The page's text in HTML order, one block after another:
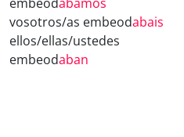
vosotros/as embeodabais
ellos/ellas/ustedes
embeodaban